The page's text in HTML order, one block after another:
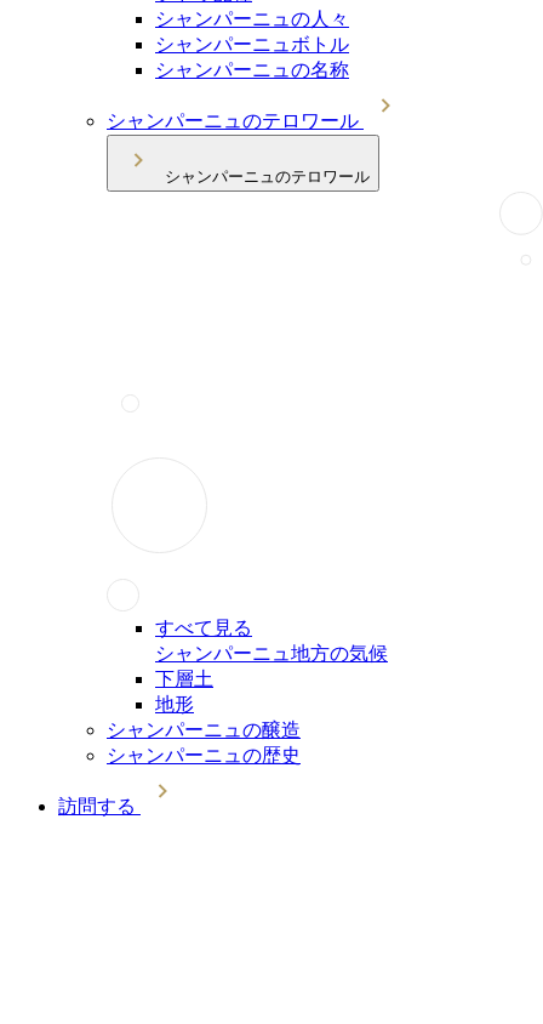
シャンパーニュの人々
シャンパーニュボトル
シャンパーニュの名称
シャンパーニュのテロワール
シャンパーニュのテロワール
すべて見る
シャンパーニュ地方の気候
下層土
地形
シャンパーニュの醸造
シャンパーニュの歴史
訪問する